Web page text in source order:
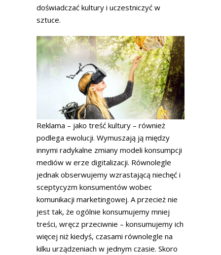
doświadczać kultury i uczestniczyć w
sztuce.
Reklama – jako treść kultury – również
podlega ewolucji. Wymuszają ją między
innymi radykalne zmiany modeli konsumpcji
mediów w erze digitalizacji. Równolegle
jednak obserwujemy wzrastającą niechęć i
sceptycyzm konsumentów wobec
komunikacji marketingowej. A przecież nie
jest tak, że ogólnie konsumujemy mniej
treści, wręcz przeciwnie – konsumujemy ich
więcej niż kiedyś, czasami równolegle na
kilku urządzeniach w jednym czasie. Skoro